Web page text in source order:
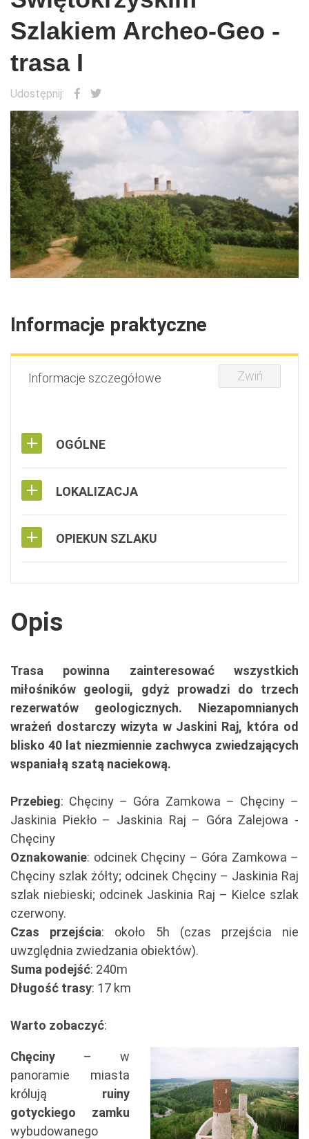
Szlakiem Archeo-Geo -
trasa I
Udostępnij:
Informacje praktyczne
Informacje szczegółowe Zwiń
OGÓLNE
LOKALIZACJA
OPIEKUN SZLAKU
Opis
Trasa powinna zainteresować wszystkich
miłośników geologii, gdyż prowadzi do trzech
rezerwatów geologicznych. Niezapomnianych
wrażeń dostarczy wizyta w Jaskini Raj, która od
blisko 40 lat niezmiennie zachwyca zwiedzających
wspaniałą szatą naciekową.
Przebieg: Chęciny – Góra Zamkowa – Chęciny –
Jaskinia Piekło – Jaskinia Raj – Góra Zalejowa -
Chęciny
Oznakowanie: odcinek Chęciny – Góra Zamkowa –
Chęciny szlak żółty; odcinek Chęciny – Jaskinia Raj
szlak niebieski; odcinek Jaskinia Raj – Kielce szlak
czerwony.
Czas przejścia: około 5h (czas przejścia nie
uwzględnia zwiedzania obiektów).
Suma podejść: 240m
Długość trasy: 17 km
Warto zobaczyć:
Chęciny – w
panoramie miasta
królują ruiny
gotyckiego zamku
wybudowanego